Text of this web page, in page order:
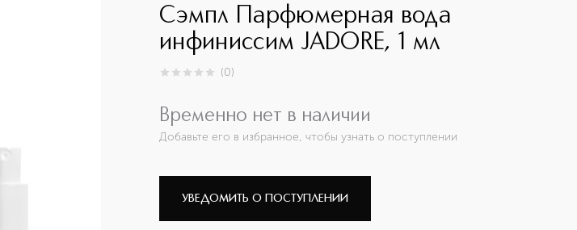
Сэмпл Парфюмерная вода
инфиниссим JADORE, 1 мл
0из 0 (0)
Временно нет в наличии
Добавьте его в избранное, чтобы узнать о поступлении
УВЕДОМИТЬ О ПОСТУПЛЕНИИ